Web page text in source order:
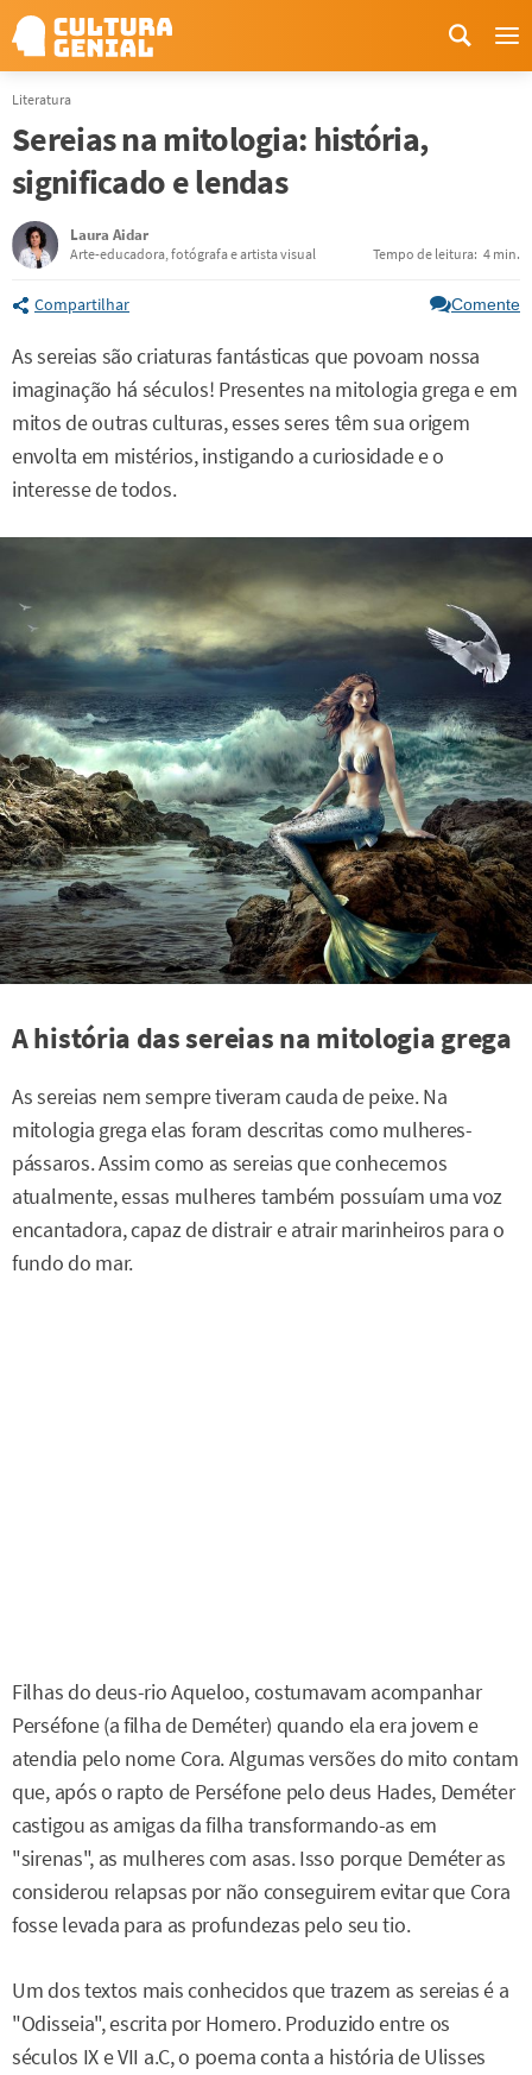
Literatura
Sereias na mitologia: história,
significado e lendas
Laura Aidar
Arte-educadora, fotógrafa e artista visual Tempo de leitura: 4 min.
Compartilhar Comente
As sereias são criaturas fantásticas que povoam nossa
imaginação há séculos! Presentes na mitologia grega e em
mitos de outras culturas, esses seres têm sua origem
envolta em mistérios, instigando a curiosidade e o
interesse de todos.
A história das sereias na mitologia grega
As sereias nem sempre tiveram cauda de peixe. Na
mitologia grega elas foram descritas como mulheres-
pássaros. Assim como as sereias que conhecemos
atualmente, essas mulheres também possuíam uma voz
encantadora, capaz de distrair e atrair marinheiros para o
fundo do mar.
Filhas do deus-rio Aqueloo, costumavam acompanhar
Perséfone (a filha de Deméter) quando ela era jovem e
atendia pelo nome Cora. Algumas versões do mito contam
que, após o rapto de Perséfone pelo deus Hades, Deméter
castigou as amigas da filha transformando-as em
"sirenas", as mulheres com asas. Isso porque Deméter as
considerou relapsas por não conseguirem evitar que Cora
fosse levada para as profundezas pelo seu tio.
Um dos textos mais conhecidos que trazem as sereias é a
"Odisseia", escrita por Homero. Produzido entre os
séculos IX e VII a.C, o poema conta a história de Ulisses